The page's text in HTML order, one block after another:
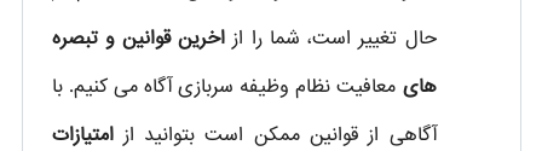
حال تغییر است، شما را از اخرین قوانین و تبصره
های معافیت نظام وظیفه سربازی آگاه می کنیم. با
آگاهی از قوانین ممکن است بتوانید از امتیازات